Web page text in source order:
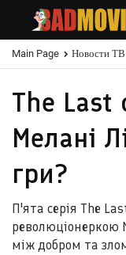
Main Page Новости ТВ
The Last
Мелані
гри?
П'ята серія The
революціонеркою
між добром та